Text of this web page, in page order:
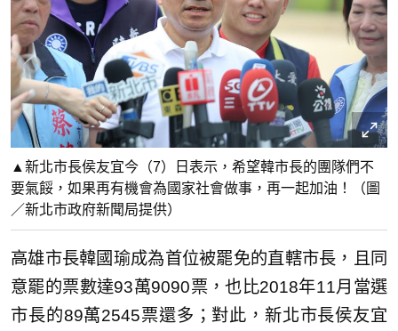
▲新北市長侯友宜今（7）日表示，希望韓市長的團隊們不
要氣餒，如果再有機會為國家社會做事，再一起加油！（圖
／新北市政府新聞局提供）
高雄市長韓國瑜成為首位被罷免的直轄市長，且同
意罷的票數達93萬9090票，也比2018年11月當選
市長的89萬2545票還多；對此，新北市長侯友宜